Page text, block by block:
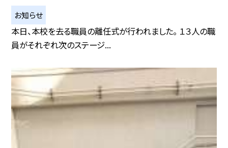
お知らせ
本日、本校を去る職員の離任式が行われました。 １３人の職
員がそれぞれ次のステージ...